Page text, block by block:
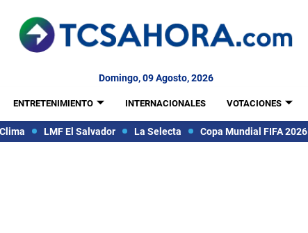
Domingo, 09 Agosto, 2026
ENTRETENIMIENTO INTERNACIONALES VOTACIONES
Clima LMF El Salvador La Selecta Copa Mundial FIFA 2026